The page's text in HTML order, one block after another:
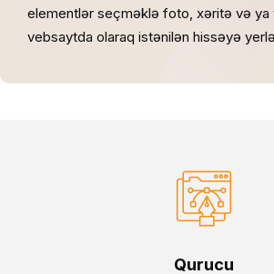
elementlər seçməklə foto, xəritə və ya
vebsaytda olaraq istənilən hissəyə
Qurucu